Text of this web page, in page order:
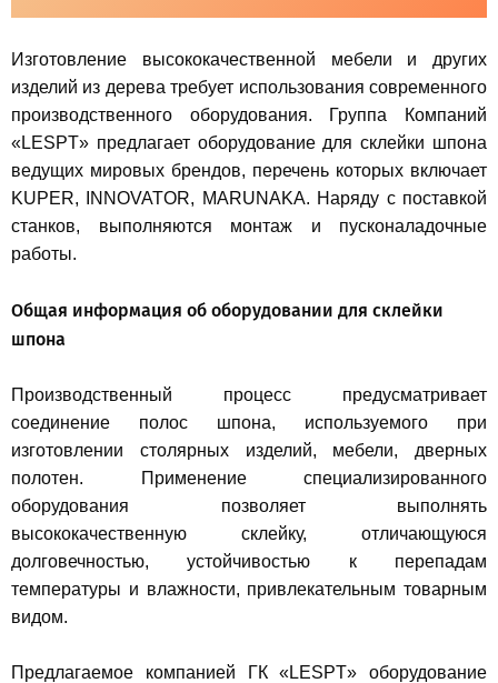
Изготовление высококачественной мебели и других
изделий из дерева требует использования современного
производственного оборудования. Группа Компаний
«LESPT» предлагает оборудование для склейки шпона
ведущих мировых брендов, перечень которых включает
KUPER, INNOVATOR, MARUNAKA. Наряду с поставкой
станков, выполняются монтаж и пусконаладочные
работы.
Общая информация об оборудовании для склейки
шпона
Производственный процесс предусматривает
соединение полос шпона, используемого при
изготовлении столярных изделий, мебели, дверных
полотен. Применение специализированного
оборудования позволяет выполнять
высококачественную склейку, отличающуюся
долговечностью, устойчивостью к перепадам
температуры и влажности, привлекательным товарным
видом.
Предлагаемое компанией ГК «LESPT» оборудование